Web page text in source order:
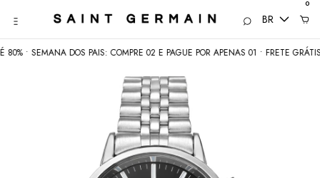
BR
0
SEMANA DOS PAIS: COMPRE 02 E PAGUE POR APENAS 01 • FRETE GRÁTIS